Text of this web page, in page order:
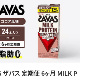
ザバス 定期便 6ヶ月 MILK P